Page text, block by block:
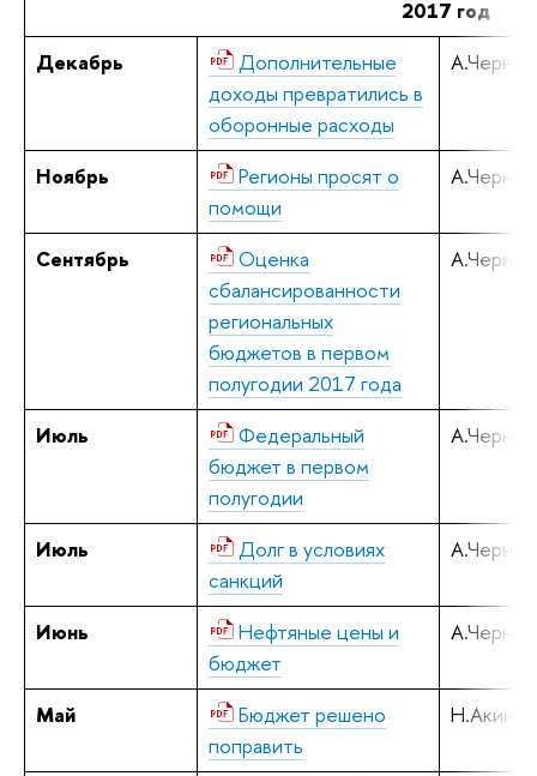
2017 год
Декабрь
Дополнительные
доходы превратились в
оборонные расходы
Ноябрь
Регионы просят о
помощи
Сентябрь
Оценка
сбалансированности
региональных
бюджетов в первом
полугодии 2017 года
Июль
Федеральный
бюджет в первом
полугодии
Июль
Долг в условиях
санкций
Июнь
Нефтяные цены и
бюджет
Май
Бюджет решено
поправить